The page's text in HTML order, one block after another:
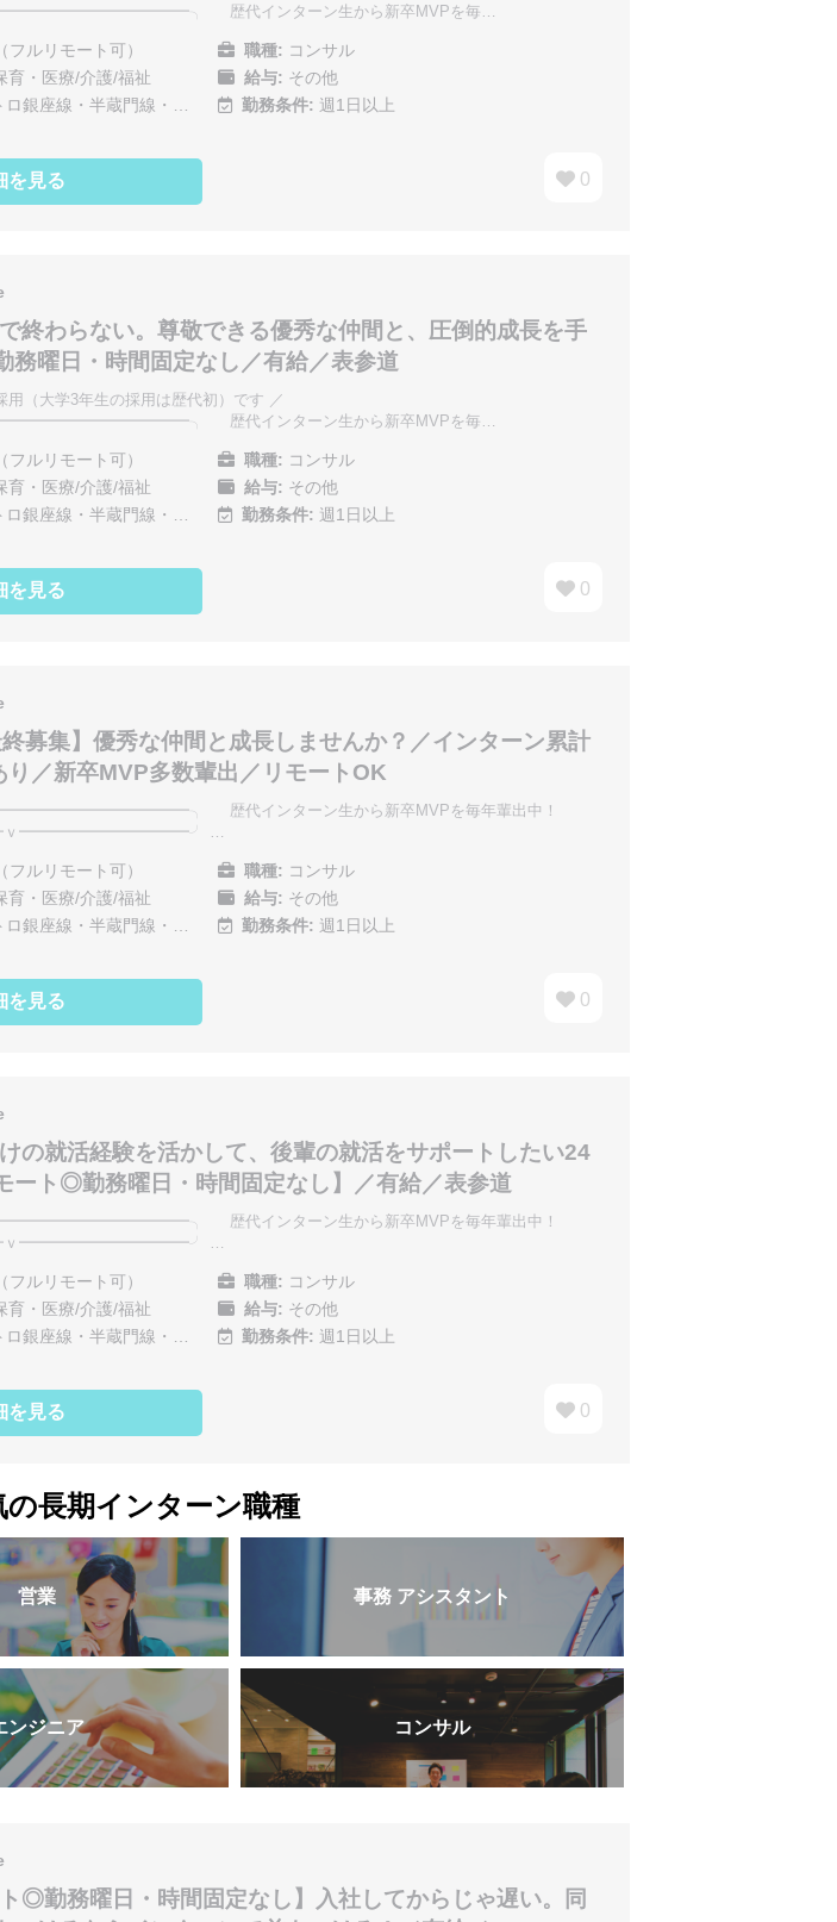
歴代インターン生から新卒MVPを毎…
フルリモート可） 職種: コンサル
育・医療/介護/福祉 給与: その他
ロ銀座線・半蔵門線・… 勤務条件: 週1日以上
を見る 0
終わらない。尊敬できる優秀な仲間と、圧倒的成長を手
務曜日・時間固定なし／有給／表参道
用（大学3年生の採用は歴代初）です ／
歴代インターン生から新卒MVPを毎…
フルリモート可） 職種: コンサル
育・医療/介護/福祉 給与: その他
ロ銀座線・半蔵門線・… 勤務条件: 週1日以上
を見る 0
終募集】優秀な仲間と成長しませんか？／インターン累計
り／新卒MVP多数輩出／リモートOK
歴代インターン生から新卒MVPを毎年輩出中！
━━━━━━━━━━━╯ …
フルリモート可） 職種: コンサル
育・医療/介護/福祉 給与: その他
ロ銀座線・半蔵門線・… 勤務条件: 週1日以上
を見る 0
の就活経験を活かして、後輩の就活をサポートしたい24
ート◎勤務曜日・時間固定なし】／有給／表参道
歴代インターン生から新卒MVPを毎年輩出中！
━━━━━━━━━━━╯ …
フルリモート可） 職種: コンサル
育・医療/介護/福祉 給与: その他
ロ銀座線・半蔵門線・… 勤務条件: 週1日以上
を見る 0
の長期インターン職種
営業 事務 アシスタント
ンジニア コンサル
◎勤務曜日・時間固定なし】入社してからじゃ遅い。同